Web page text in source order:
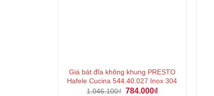
Giá bát đĩa không khung PRESTO
Hafele Cucina 544.40.027 Inox 304
1.046.100₫ Giá
784.000₫Giá